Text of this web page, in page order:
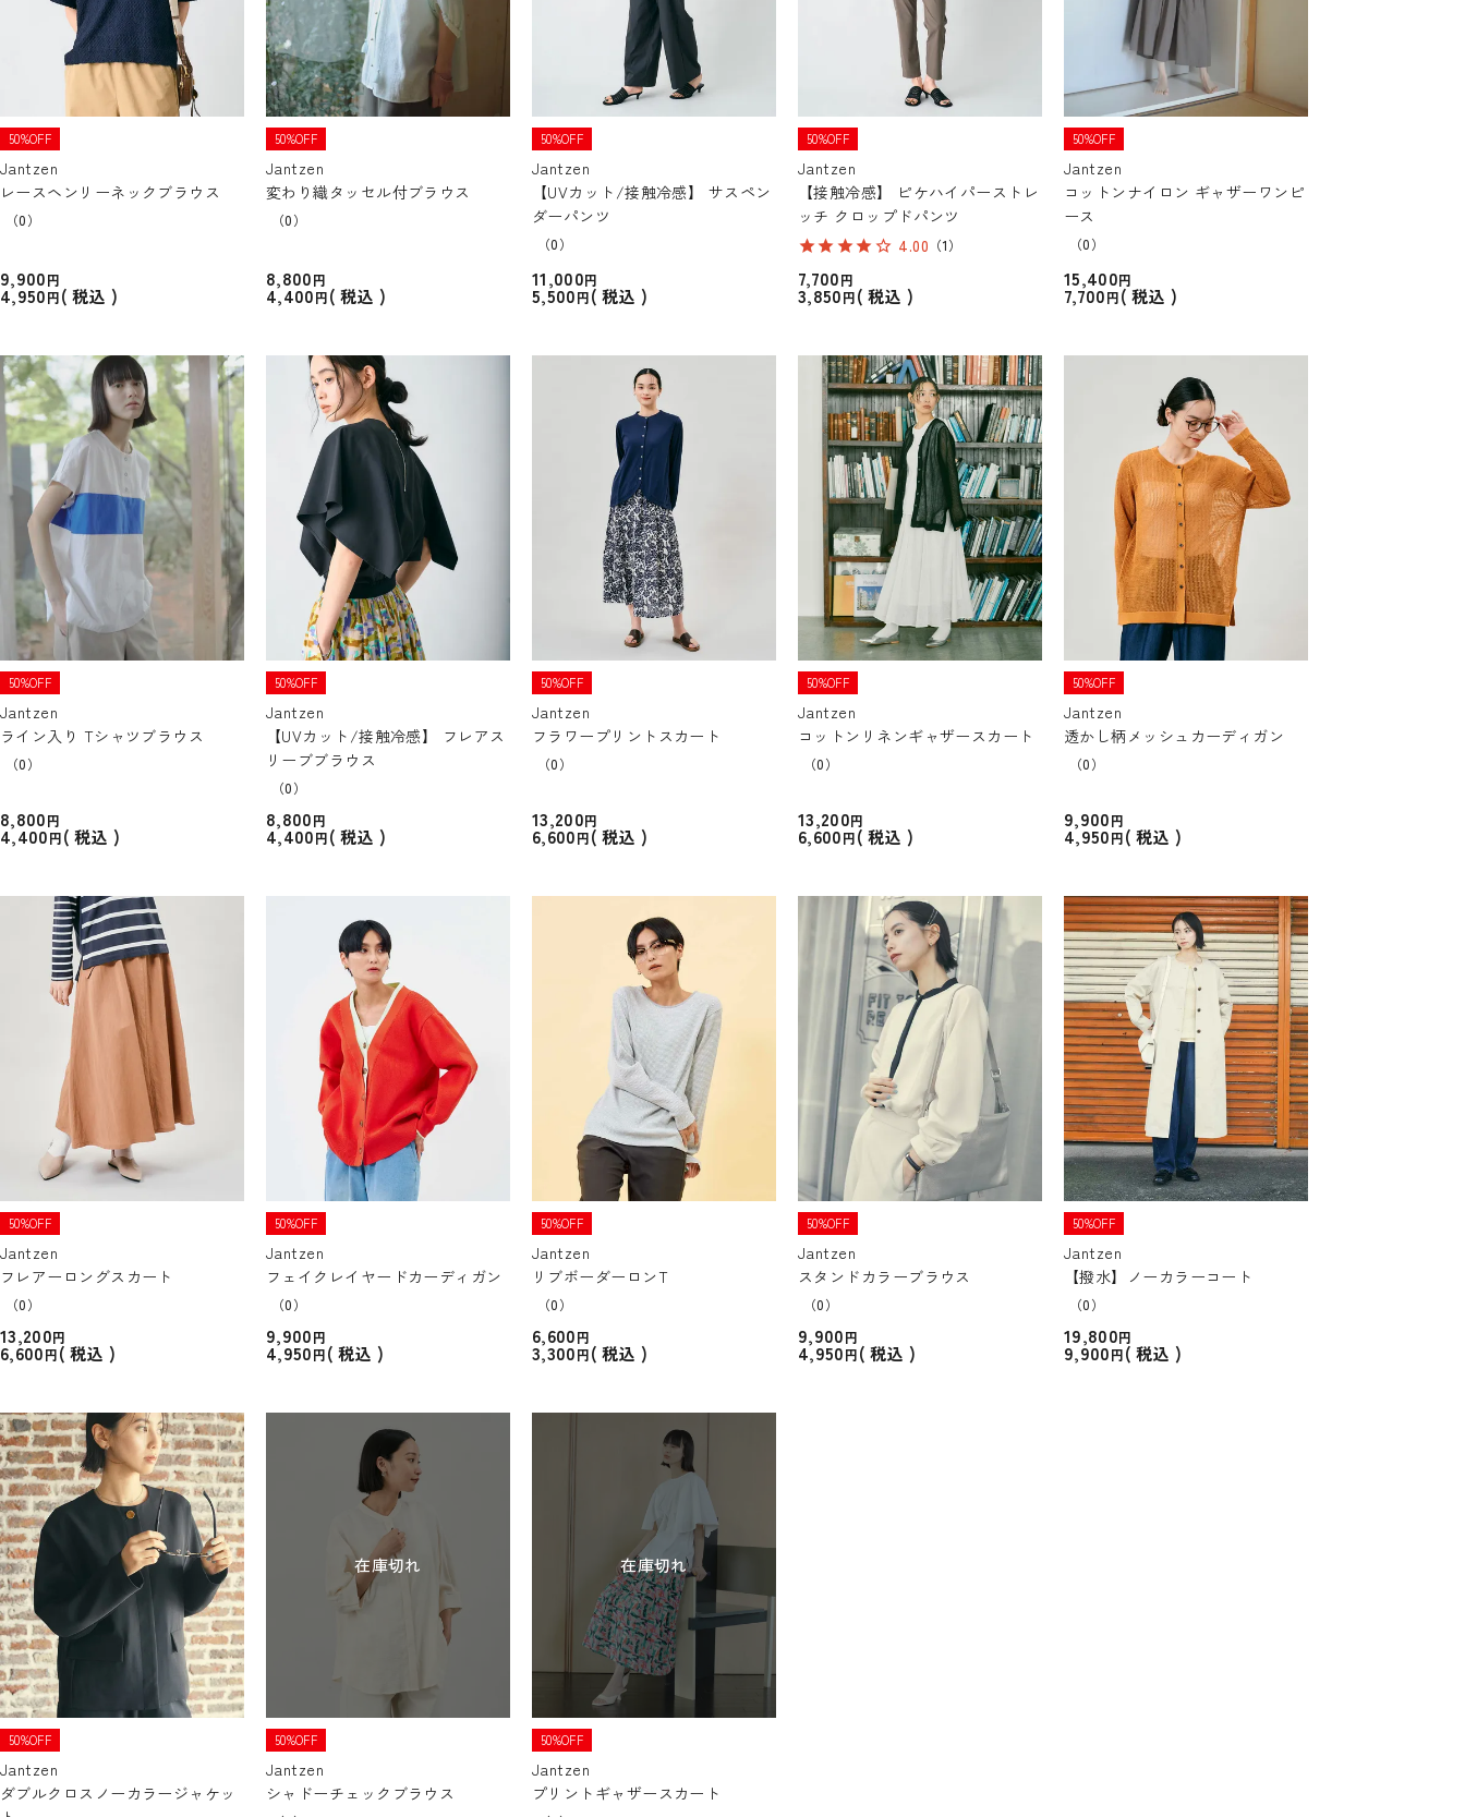
50%OFF
Jantzen
レースヘンリーネックブラウス
（0）
9,900
4,950 税込
50%OFF
Jantzen
変わり織タッセル付ブラウス
（0）
8,800
4,400 税込
50%OFF
Jantzen
【UVカット/接触冷感】 サスペン
ダーパンツ
（0）
11,000
5,500 税込
50%OFF
Jantzen
【接触冷感】 ピケハイパーストレ
ッチ クロップドパンツ
4.00 （1）
7,700
3,850 税込
50%OFF
Jantzen
コットンナイロン ギャザーワンピ
ース
（0）
15,400
7,700 税込
50%OFF
Jantzen
ライン入り Tシャツブラウス
（0）
8,800
4,400 税込
50%OFF
Jantzen
【UVカット/接触冷感】 フレアス
リーブブラウス
（0）
8,800
4,400 税込
50%OFF
Jantzen
フラワープリントスカート
（0）
13,200
6,600 税込
50%OFF
Jantzen
コットンリネンギャザースカート
（0）
13,200
6,600 税込
50%OFF
Jantzen
透かし柄メッシュカーディガン
（0）
9,900
4,950 税込
50%OFF
Jantzen
フレアーロングスカート
（0）
13,200
6,600 税込
50%OFF
Jantzen
フェイクレイヤードカーディガン
（0）
9,900
4,950 税込
50%OFF
Jantzen
リブボーダーロンT
（0）
6,600
3,300 税込
50%OFF
Jantzen
スタンドカラーブラウス
（0）
9,900
4,950 税込
50%OFF
Jantzen
【撥水】ノーカラーコート
（0）
19,800
9,900 税込
50%OFF
Jantzen
ダブルクロスノーカラージャケッ
在庫切れ
50%OFF
Jantzen
シャドーチェックブラウス
在庫切れ
50%OFF
Jantzen
プリントギャザースカート